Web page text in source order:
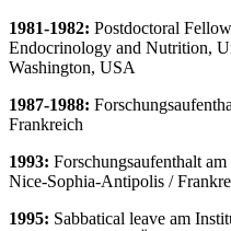
1981-1982: Postdoctoral
Endocrinology and Nutrition,
Washington, USA
1987-1988:
Frankreich
1993: Forschungsaufenthalt
Nice-Sophia-Antipolis /
1995: Sabbatical leave am